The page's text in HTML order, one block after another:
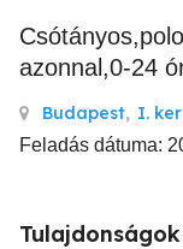
Csótányos,poloskás bútorait elszállítom
azonnal,0-24
Budapest, I.
Feladás dátuma:
Tulajdonságok